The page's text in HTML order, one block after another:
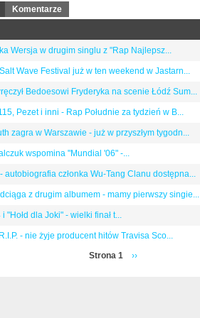
karta)
Komentarze
Wersja w drugim singlu z "Rap Najlepsz...
Wave Festival już w ten weekend w Jastarn...
Bedoesowi Fryderyka na scenie Łódź Sum...
Pezet i inni - Rap Południe za tydzień w B...
zagra w Warszawie - już w przyszłym tygodn...
wspomina "Mundial '06" -...
autobiografia członka Wu-Tang Clanu dostępna...
z drugim albumem - mamy pierwszy singie...
"Hołd dla Joki" - wielki finał t...
- nie żyje producent hitów Travisa Sco...
Strona 1
››